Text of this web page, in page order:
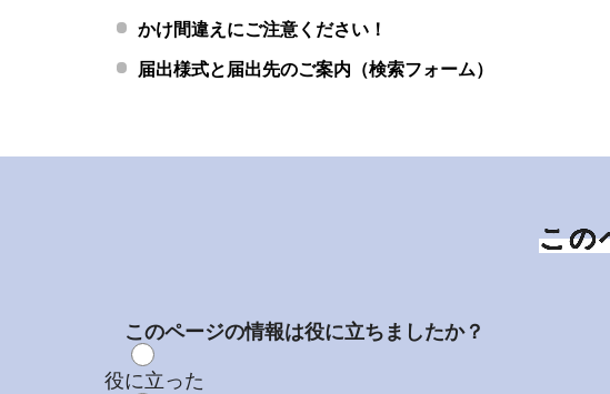
かけ間違えにご注意ください！
届出様式と届出先のご案内（検索フォーム）
この
このページの情報は役に立ちましたか？
役に立った